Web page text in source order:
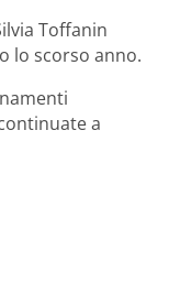
Toffanin
lo scorso anno.
a